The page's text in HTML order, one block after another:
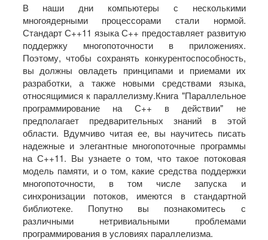
В наши дни компьютеры с несколькими
многоядерными процессорами стали нормой.
Стандарт С++11 языка С++ предоставляет развитую
поддержку многопоточности в приложениях.
Поэтому, чтобы сохранять конкурентоспособность,
вы должны овладеть принципами и приемами их
разработки, а также новыми средствами языка,
относящимися к параллелизму.Книга "Параллельное
программирование на С++ в действии" не
предполагает предварительных знаний в этой
области. Вдумчиво читая ее, вы научитесь писать
надежные и элегантные многопоточные программы
на С++11. Вы узнаете о том, что такое потоковая
модель памяти, и о том, какие средства поддержки
многопоточности, в том числе запуска и
синхронизации потоков, имеются в стандартной
библиотеке. Попутно вы познакомитесь с
различными нетривиальными проблемами
программирования в условиях параллелизма.